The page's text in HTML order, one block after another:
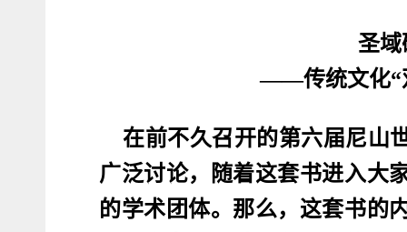
圣域
——传统文化“
在前不久召开的第六届尼山
广泛讨论，随着这套书进入大
的学术团体。那么，这套书的